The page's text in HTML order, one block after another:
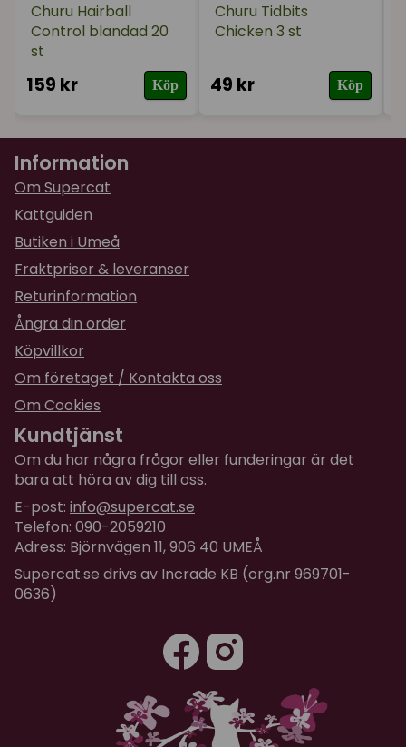
Churu Hairball
Control blandad 20
st
159 kr Köp
Churu Tidbits
Chicken 3 st
49 kr Köp
Information
Om Supercat
Kattguiden
Butiken i Umeå
Fraktpriser & leveranser
Returinformation
Ångra din order
Köpvillkor
Om företaget / Kontakta oss
Om Cookies
Kundtjänst
Om du har några frågor eller funderingar är det
bara att höra av dig till oss.
E-post: info@supercat.se
Telefon: 090-2059210
Adress: Björnvägen 11, 906 40 UMEÅ
Supercat.se drivs av Incrade KB (org.nr 969701-
0636)